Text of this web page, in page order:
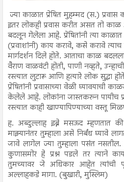
ज्या काळात प्रेषित मुहम्मद (स.) प्रवास
इतर लोकही प्रवास करीत असत तो
बदलून गेलेला आहे. प्रेषितांनी त्या काळात
(प्रवाशांनी) काय करावे, कसे करावे
मार्गदर्शन दिले होते. आताचा काळ
वैराण वाळवंटी होती, पाणी नव्हते,
रस्त्यात लुटारू आणि हत्यारे लोक सुद्धा
प्रेषितांनी प्रवासाच्या वेळी घ्यावयाची
केलेले आहे. लोकांना जास्तकरुन पायीच
रस्त्यात काही खाण्यापिण्याच्या वस्तू
ह. अब्दुल्लाह इब्ने मसऊद म्हणतात
माझ्यानंतर तुम्हाला असे निर्बंध घ्यावे
जावे लागेल ज्या तुम्हाला पसंत
कुणासमोर हे प्रश्न पडले तर त्याने काय
तुमच्यावर जे अधिकार आहेत त्यांची
अल्लाहकडे मागा. (बुखारी, मुस्लिम)